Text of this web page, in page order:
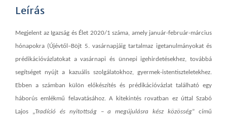
Leírás
Megjelent az Igazság és Élet 2020/1 száma, amely január-február-március
hónapokra (Újévtől–Böjt 5. vasárnapjáig tartalmaz igetanulmányokat és
prédikációvázlatokat a vasárnapi és ünnepi igehirdetésekhez, továbbá
segítséget nyújt a kazuális szolgálatokhoz, gyermek-istentiszteletekhez.
Ebben a számban külön előkészítés és prédikációvázlat található egy
háborús emlékmű felavatásához. A kitekintés rovatban ez úttal Szabó
Lajos „Tradíció és nyitottság – a megújulásra kész közösség” című